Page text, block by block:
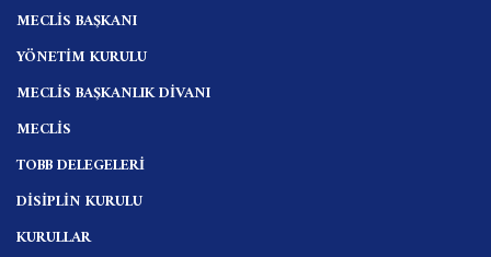
MECLİS BAŞKANI
YÖNETİM KURULU
MECLİS BAŞKANLIK DİVANI
MECLİS
TOBB DELEGELERİ
DİSİPLİN KURULU
KURULLAR